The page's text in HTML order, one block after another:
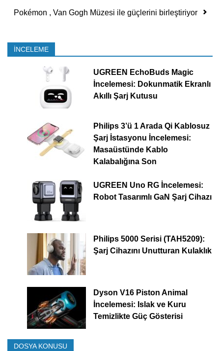
Pokémon , Van Gogh Müzesi ile güçlerini birleştiriyor
İNCELEME
UGREEN EchoBuds Magic
İncelemesi: Dokunmatik Ekranlı
Akıllı Şarj Kutusu
Philips 3’ü 1 Arada Qi Kablosuz
Şarj İstasyonu İncelemesi:
Masaüstünde Kablo
Kalabalığına Son
UGREEN Uno RG İncelemesi:
Robot Tasarımlı GaN Şarj Cihazı
Philips 5000 Serisi (TAH5209):
Şarj Cihazını Unutturan Kulaklık
Dyson V16 Piston Animal
İncelemesi: Islak ve Kuru
Temizlikte Güç Gösterisi
DOSYA KONUSU